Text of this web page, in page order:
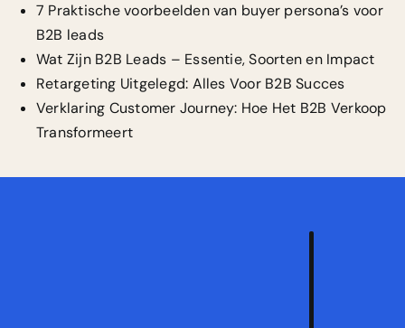
7 Praktische voorbeelden van buyer persona’s voor
B2B leads
Wat Zijn B2B Leads – Essentie, Soorten en Impact
Retargeting Uitgelegd: Alles Voor B2B Succes
Verklaring Customer Journey: Hoe Het B2B Verkoop
Transformeert